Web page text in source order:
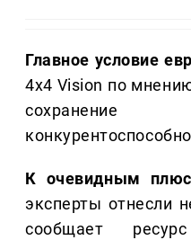
Главное условие
4x4 Vision по
К очевидным
эксперты отнесли
сообщает